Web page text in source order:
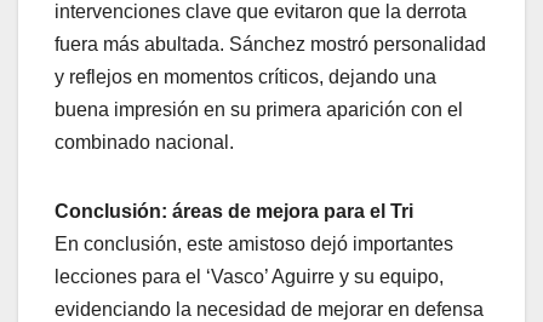
intervenciones clave que evitaron que la derrota
fuera más abultada. Sánchez mostró personalidad
y reflejos en momentos críticos, dejando una
buena impresión en su primera aparición con el
combinado nacional.
Conclusión: áreas de mejora para el Tri
En conclusión, este amistoso dejó importantes
lecciones para el ‘Vasco’ Aguirre y su equipo,
evidenciando la necesidad de mejorar en defensa